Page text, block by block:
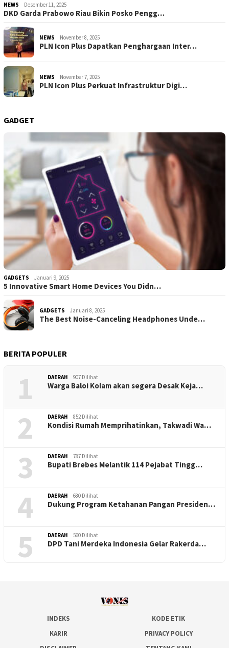
NEWS Desember 11, 2025
DKD Garda Prabowo Riau Bikin Posko Pengg…
NEWS November 8, 2025
PLN Icon Plus Dapatkan Penghargaan Inter…
NEWS November 7, 2025
PLN Icon Plus Perkuat Infrastruktur Digi…
GADGET
GADGETS Januari 9, 2025
5 Innovative Smart Home Devices You Didn…
GADGETS Januari 8, 2025
The Best Noise-Canceling Headphones Unde…
BERITA POPULER
1 DAERAH 907 Dilihat
Warga Baloi Kolam akan segera Desak Keja…
2 DAERAH 852 Dilihat
Kondisi Rumah Memprihatinkan, Takwadi Wa…
3 DAERAH 787 Dilihat
Bupati Brebes Melantik 114 Pejabat Tingg…
4 DAERAH 680 Dilihat
Dukung Program Ketahanan Pangan Presiden…
5 DAERAH 560 Dilihat
DPD Tani Merdeka Indonesia Gelar Rakerda…
INDEKS
KODE ETIK
KARIR
PRIVACY POLICY